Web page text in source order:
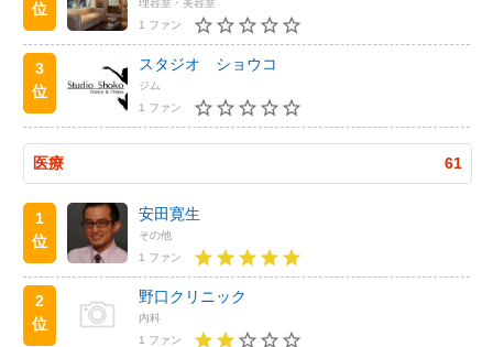
位
1 ファン
3
位
スタジオ ショウコ
ジム
1 ファン
医療 61
1
位
安田寛生
その他
1 ファン
2
位
野口クリニック
内科
1 ファン